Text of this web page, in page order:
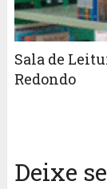
Sala de
Redondo
Deixe